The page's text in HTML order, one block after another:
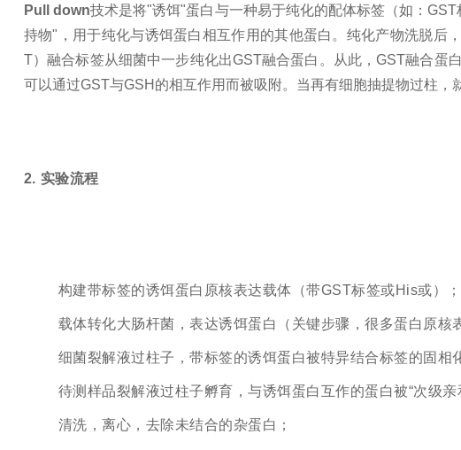
Pull down技术是将"诱饵"蛋白与一种易于纯化的配体标签（如：GST
持物"，用于纯化与诱饵蛋白相互作用的其他蛋白。纯化产物洗脱后
T）融合标签从细菌中一步纯化出GST融合蛋白。从此，GST融合蛋
可以通过GST与GSH的相互作用而被吸附。当再有细胞抽提物过柱，
2. 实验流程
构建带标签的诱饵蛋白原核表达载体（带GST标签或His或）；
载体转化大肠杆菌，表达诱饵蛋白（关键步骤，很多蛋白原
细菌裂解液过柱子，带标签的诱饵蛋白被特异结合标签的固相
待测样品裂解液过柱子孵育，与诱饵蛋白互作的蛋白被“次级亲
清洗，离心，去除未结合的杂蛋白；